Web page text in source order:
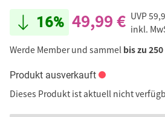
16% 49,99 € UVP
inkl.
Werde Member und sammel bis zu
Produkt ausverkauft
Dieses Produkt ist aktuell nicht